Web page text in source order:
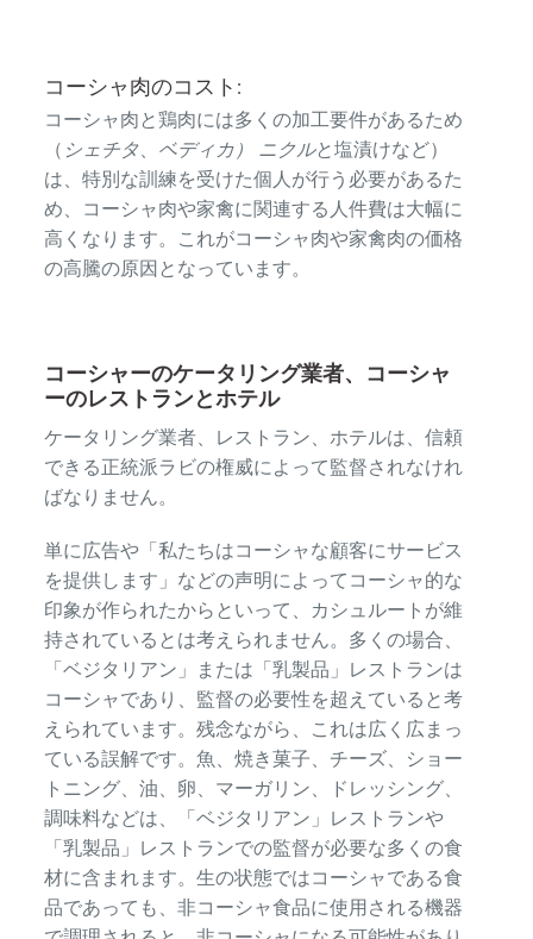
コーシャ肉のコスト:
コーシャ肉と鶏肉には多くの加工要件があるため
（ シェチタ、 ベディカ） ニクルと塩漬けなど）
は、特別な訓練を受けた個人が行う必要があるた
め、コーシャ肉や家禽に関連する人件費は大幅に
高くなります。これがコーシャ肉や家禽肉の価格
の高騰の原因となっています。
コーシャーのケータリング業者、コーシャ
ーのレストランとホテル
ケータリング業者、レストラン、ホテルは、信頼
できる正統派ラビの権威によって監督されなけれ
ばなりません。
単に広告や「私たちはコーシャな顧客にサービス
を提供します」などの声明によってコーシャ的な
印象が作られたからといって、カシュルートが維
持されているとは考えられません。多くの場合、
「ベジタリアン」または「乳製品」レストランは
コーシャであり、監督の必要性を超えていると考
えられています。残念ながら、これは広く広まっ
ている誤解です。魚、焼き菓子、チーズ、ショー
トニング、油、卵、マーガリン、ドレッシング、
調味料などは、「ベジタリアン」レストランや
「乳製品」レストランでの監督が必要な多くの食
材に含まれます。生の状態ではコーシャである食
品であっても、非コーシャ食品に使用される機器